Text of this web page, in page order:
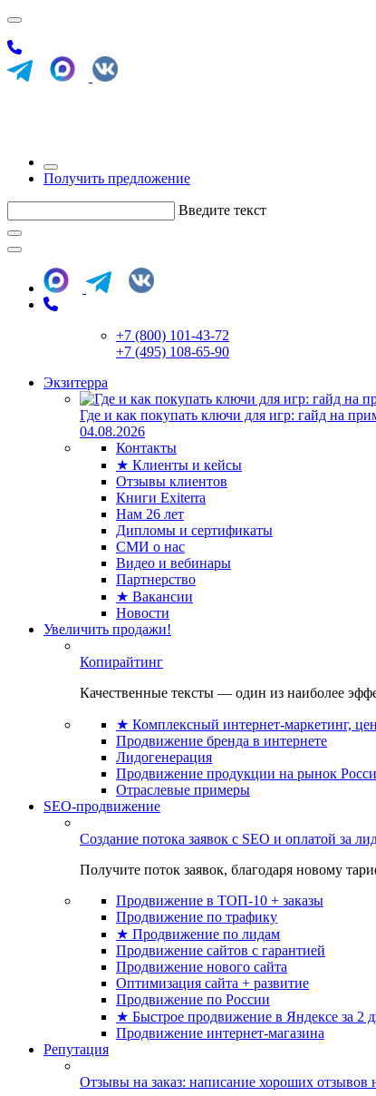
Получить предложение
Введите текст
+7 (800) 101-43-72
+7 (495) 108-65-90
Экзитерра
Где и как покупать ключи для игр: гайд на
04.08.2026
Контакты
★ Клиенты и кейсы
Отзывы клиентов
Книги Exiterra
Нам 26 лет
Дипломы и сертификаты
СМИ о нас
Видео и вебинары
Партнерство
★ Вакансии
Новости
Увеличить продажи!
Копирайтинг
Качественные тексты — один из наиболее
★ Комплексный интернет-маркетинг,
Продвижение бренда в интернете
Лидогенерация
Продвижение продукции на рынок
Отраслевые примеры
SEO-продвижение
Создание потока заявок с SEO и оплатой за
Получите поток заявок, благодаря новому
Продвижение в ТОП-10 + заказы
Продвижение по трафику
★ Продвижение по лидам
Продвижение сайтов с гарантией
Продвижение нового сайта
Оптимизация сайта + развитие
Продвижение по России
★ Быстрое продвижение в Яндексе за 2
Продвижение интернет-магазина
Репутация
Отзывы на заказ: написание хороших отзывов